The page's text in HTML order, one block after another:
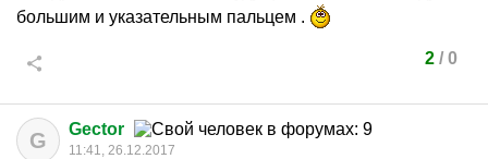
большим и указательным пальцем .
2/ 0
G Gector
11:41, 26.12.2017